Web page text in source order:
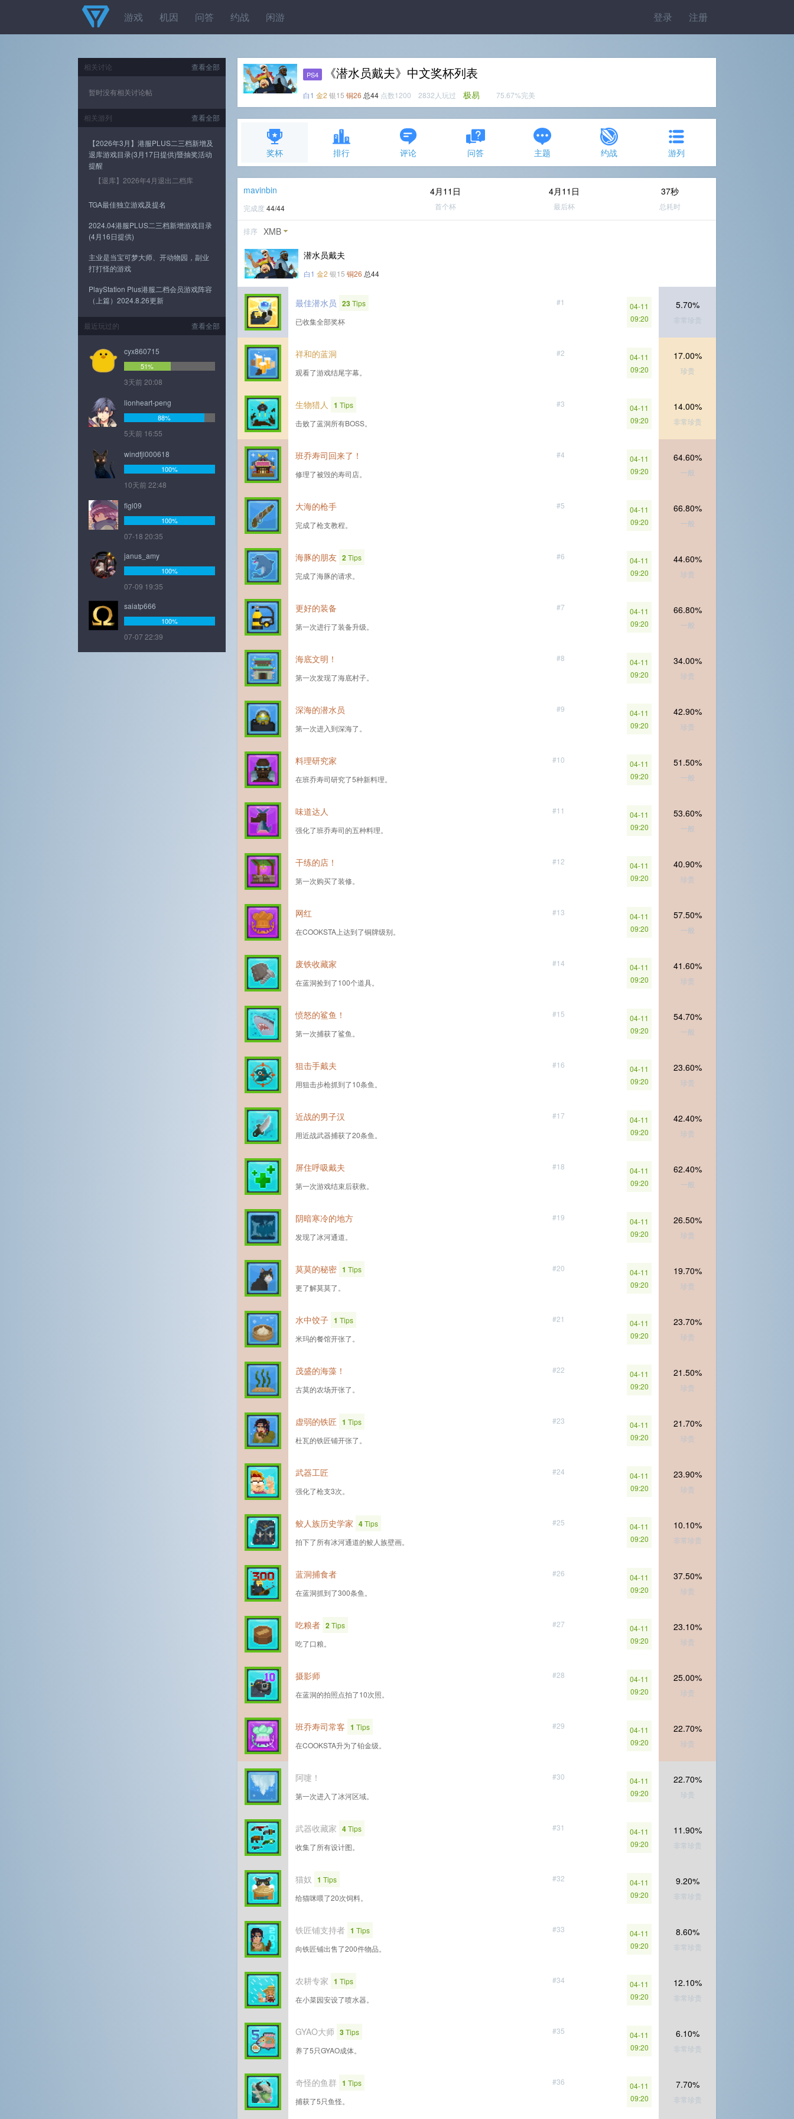
登录 注册
游戏 机因 问答 约战 闲游
PS4 《潜水员戴夫》中文奖杯列表
白1 金2 银15 铜26 总44 点数1200 2832人玩过 极易 75.67%完美
奖杯 排行 评论 问答 主题 约战 游列
mavinbin
完成度 44/44
4月11日
首个杯
4月11日
最后杯
37秒
总耗时
排序 XMB
潜水员戴夫
白1 金2 银15 铜26 总44
#1
最佳潜水员 23Tips
已收集全部奖杯
04-11
09:20
5.70%
非常珍贵
#2
祥和的蓝洞
观看了游戏结尾字幕。
04-11
09:20
17.00%
珍贵
#3
生物猎人 1 Tips
击败了蓝洞所有BOSS。
04-11
09:20
14.00%
非常珍贵
#4
班乔寿司回来了！
修理了被毁的寿司店。
04-11
09:20
64.60%
一般
#5
大海的枪手
完成了枪支教程。
04-11
09:20
66.80%
一般
#6
海豚的朋友 2Tips
完成了海豚的请求。
04-11
09:20
44.60%
珍贵
#7
更好的装备
第一次进行了装备升级。
04-11
09:20
66.80%
一般
#8
海底文明！
第一次发现了海底村子。
04-11
09:20
34.00%
珍贵
#9
深海的潜水员
第一次进入到深海了。
04-11
09:20
42.90%
珍贵
#10
料理研究家
在班乔寿司研究了5种新料理。
04-11
09:20
51.50%
一般
#11
味道达人
强化了班乔寿司的五种料理。
04-11
09:20
53.60%
一般
#12
干练的店！
第一次购买了装修。
04-11
09:20
40.90%
珍贵
#13
网红
在COOKSTA上达到了铜牌级别。
04-11
09:20
57.50%
一般
#14
废铁收藏家
在蓝洞捡到了100个道具。
04-11
09:20
41.60%
珍贵
#15
愤怒的鲨鱼！
第一次捕获了鲨鱼。
04-11
09:20
54.70%
一般
#16
狙击手戴夫
用狙击步枪抓到了10条鱼。
04-11
09:20
23.60%
珍贵
#17
近战的男子汉
用近战武器捕获了20条鱼。
04-11
09:20
42.40%
珍贵
#18
屏住呼吸戴夫
第一次游戏结束后获救。
04-11
09:20
62.40%
一般
#19
阴暗寒冷的地方
发现了冰河通道。
04-11
09:20
26.50%
珍贵
#20
莫莫的秘密 1 Tips
更了解莫莫了。
04-11
09:20
19.70%
珍贵
#21
水中饺子 1 Tips
米玛的餐馆开张了。
04-11
09:20
23.70%
珍贵
#22
茂盛的海藻！
古莫的农场开张了。
04-11
09:20
21.50%
珍贵
#23
虚弱的铁匠 1 Tips
杜瓦的铁匠铺开张了。
04-11
09:20
21.70%
珍贵
#24
武器工匠
强化了枪支3次。
04-11
09:20
23.90%
珍贵
#25
鲛人族历史学家 4Tips
拍下了所有冰河通道的鲛人族壁画。
04-11
09:20
10.10%
非常珍贵
#26
蓝洞捕食者
在蓝洞抓到了300条鱼。
04-11
09:20
37.50%
珍贵
#27
吃粮者 2Tips
吃了口粮。
04-11
09:20
23.10%
珍贵
#28
摄影师
在蓝洞的拍照点拍了10次照。
04-11
09:20
25.00%
珍贵
#29
班乔寿司常客 1 Tips
在COOKSTA升为了铂金级。
04-11
09:20
22.70%
珍贵
#30
阿嚏！
第一次进入了冰河区域。
04-11
09:20
22.70%
珍贵
#31
武器收藏家 4Tips
收集了所有设计图。
04-11
09:20
11.90%
非常珍贵
#32
猫奴 1 Tips
给猫咪喂了20次饲料。
04-11
09:20
9.20%
非常珍贵
#33
铁匠铺支持者 1 Tips
向铁匠铺出售了200件物品。
04-11
09:20
8.60%
非常珍贵
#34
农耕专家 1 Tips
在小菜园安设了喷水器。
04-11
09:20
12.10%
非常珍贵
#35
GYAO大师 3Tips
养了5只GYAO成体。
04-11
09:20
6.10%
非常珍贵
#36
奇怪的鱼群 1 Tips
捕获了5只鱼怪。
04-11
09:20
7.70%
非常珍贵
查看全部
相关讨论
暂时没有相关讨论帖
查看全部
相关游列
【2026年3月】港服PLUS二三档新增及
退库游戏目录(3月17日提供)暨抽奖活动
提醒
【退库】2026年4月退出二档库
TGA最佳独立游戏及提名
2024.04港服PLUS二三档新增游戏目录
(4月16日提供)
主业是当宝可梦大师、开动物园，副业
打打怪的游戏
PlayStation Plus港服二档会员游戏阵容
（上篇）2024.8.26更新
查看全部
最近玩过的
cyx860715
51%
3天前 20:08
lionheart-peng
88%
5天前 16:55
windfjl000618
100%
10天前 22:48
figl09
100%
07-18 20:35
janus_amy
100%
07-09 19:35
saiatp666
100%
07-07 22:39